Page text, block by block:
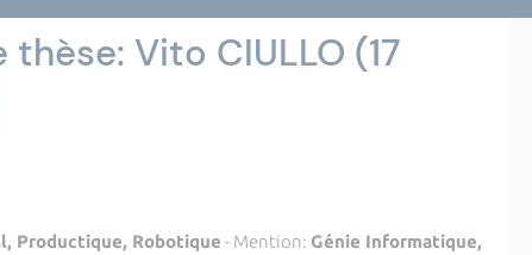
Vito CIULLO (17
Productique, Robotique - Mention: Génie Informatique,